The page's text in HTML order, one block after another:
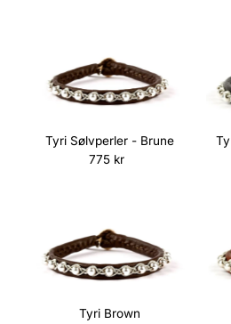
Tyri Sølvperler - Brune
Normalpris
775 kr
Tyri Brown